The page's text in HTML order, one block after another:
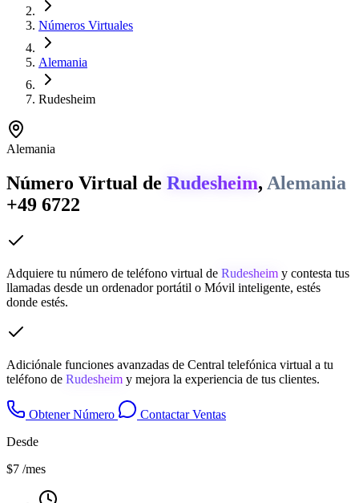
Números Virtuales
Alemania
Rudesheim
Alemania
Número Virtual de Rudesheim, Alemania
+49 6722
Adquiere tu número de teléfono virtual de Rudesheim y contesta tus
llamadas desde un ordenador portátil o Móvil inteligente, estés
donde estés.
Adiciónale funciones avanzadas de Central telefónica virtual a tu
teléfono de Rudesheim y mejora la experiencia de tus clientes.
Obtener Número
Contactar Ventas
Desde
$7 /mes